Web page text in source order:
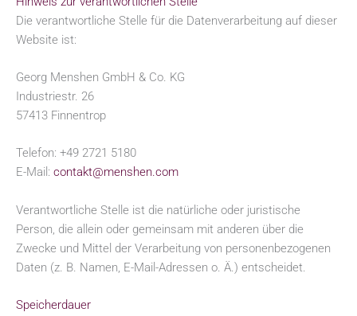
Die verantwortliche Stelle für die Datenverarbeitung auf dieser
Website ist:
Georg Menshen GmbH & Co. KG
Industriestr. 26
57413 Finnentrop
Telefon: +49 2721 5180
E-Mail: contakt@menshen.com
Verantwortliche Stelle ist die natürliche oder juristische
Person, die allein oder gemeinsam mit anderen über die
Zwecke und Mittel der Verarbeitung von personenbezogenen
Daten (z. B. Namen, E-Mail-Adressen o. Ä.) entscheidet.
Speicherdauer